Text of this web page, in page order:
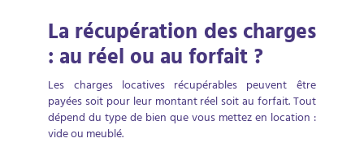
La récupération des charges
: au réel ou au forfait ?
Les charges locatives récupérables peuvent être
payées soit pour leur montant réel soit au forfait. Tout
dépend du type de bien que vous mettez en location :
vide ou meublé.